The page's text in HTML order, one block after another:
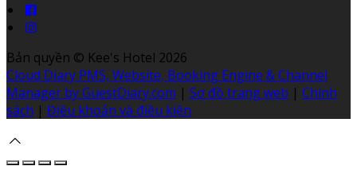
Bản quyền © Kee's Hotel 2026
Cloud Diary PMS, Website, Booking Engine & Channel
Manager by GuestDiary.com | Sơ đồ trang web | Chính
sách | Điều khoản và điều kiện